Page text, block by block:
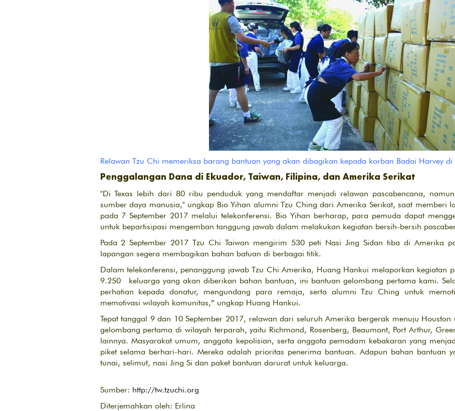
Relawan Tzu Chi memeriksa barang bantuan yang akan dibagikan kepada korban Badai Harvey di
Penggalangan Dana di Ekuador, Taiwan, Filipina, dan Amerika Serikat
"Di Texas lebih dari 80 ribu penduduk yang mendaftar menjadi relawan pascabencana,
sumber daya manusia," ungkap Bio Yihan alumni Tzu Ching dari Amerika Serikat, saat memberi
pada 7 September 2017 melalui telekonferensi. Bio Yihan berharap, para pemuda dapat
untuk bepartisipasi mengemban tanggung jawab dalam melakukan kegiatan bersih-bersih
Pada 2 September 2017 Tzu Chi Taiwan mengirim 530 peti Nasi Jing Sidan tiba di Amerika
lapangan segera membagikan bahan batuan di berbagai titik.
Dalam telekonferensi, penanggung jawab Tzu Chi Amerika, Huang Hankui melaporkan kegiatan
9.250 keluarga yang akan diberikan bahan bantuan, ini bantuan gelombang pertama kami.
perhatian kepada donatur, mengundang para remaja, serta alumni Tzu Ching untuk
memotivasi wilayah komunitas,” ungkap Huang Hankui.
Tepat tanggal 9 dan 10 September 2017, relawan dari seluruh Amerika bergerak menuju
gelombang pertama di wilayah terparah, yaitu Richmond, Rosenberg, Beaumont, Port Arthur,
lainnya. Masyarakat umum, anggota kepolisian, serta anggota pemadam kebakaran yang
piket selama berhari-hari. Mereka adalah prioritas penerima bantuan. Adapun bahan bantuan
tunai, selimut, nasi Jing Si dan paket bantuan darurat untuk keluarga.
Sumber: http://tw.tzuchi.org
Diterjemahkan oleh: Erlina